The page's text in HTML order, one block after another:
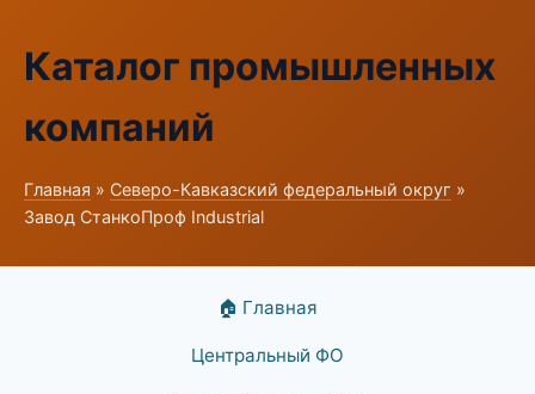
Каталог промышленных
компаний
Главная » Северо-Кавказский федеральный округ »
Завод СтанкоПроф Industrial
🏠 Главная
Центральный ФО